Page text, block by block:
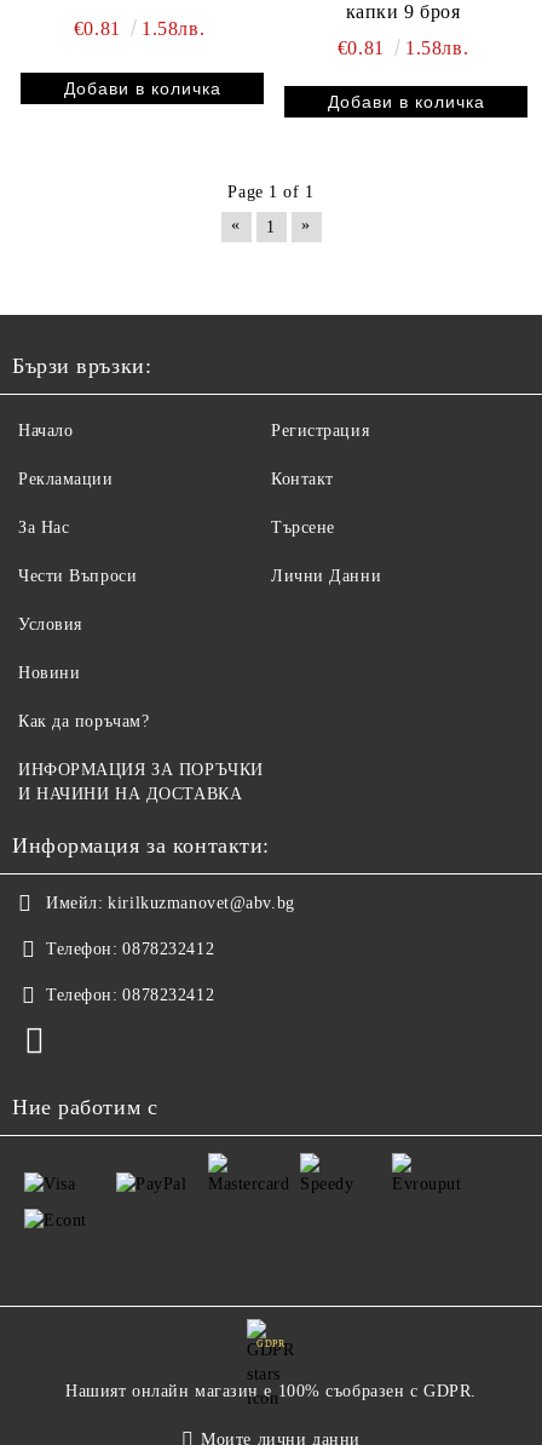
€0.81 1.58лв.
капки 9 броя
€0.81
1.58лв.
Page 1 of 1
«
1 »
Бързи връзки:
Начало
Рекламации
За Нас
Чести Въпроси
Регистрация
Контакт
Търсене
Лични Данни
Условия
Новини
Как да поръчам?
ИНФОРМАЦИЯ ЗА ПОРЪЧКИ
И НАЧИНИ НА ДОСТАВКА
Информация за контакти:
Имейл: kirilkuzmanovet@abv.bg
Телефон: 0878232412
Телефон: 0878232412
Ние работим с
GDPR
Нашият онлайн магазин е 100% съобразен с GDPR.
Моите лични данни